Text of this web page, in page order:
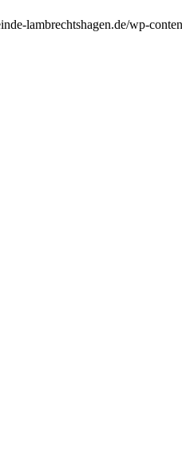
lambrechtshagen.de/wp-